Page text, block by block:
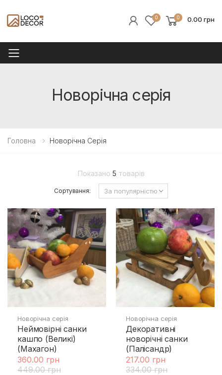
0 0 0.00 грн
Toggle mobile menu
Новорічна серія
Головна Новорічна Серія
Показано 5 товарів
Сортування:
Новорічна серія
Неймовірні санки
кашпо (Великі)
(Махагон)
360.00 грн
449.00 грн
Новорічна серія
Декоративні
новорічні санки
(Палісандр)
217.00 грн
334.00 грн